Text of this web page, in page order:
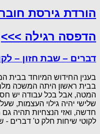
הורדת גירסת
הדפסה רגילה >>>
דברים – שבת חזון –
בענין החידוש המיוחד בבית
בבית ראשון היתה המשכה
המטה, אבל בכל עבודה יש
שלישי יהיה גילוי העצמות,
חדשה, ואזי הנצחיות תהיה
לקוטי שיחות חלק ט' דברים -